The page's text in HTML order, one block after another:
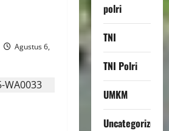
Agustus 6,
polri
TNI
TNI Polri
UMKM
Uncategorized